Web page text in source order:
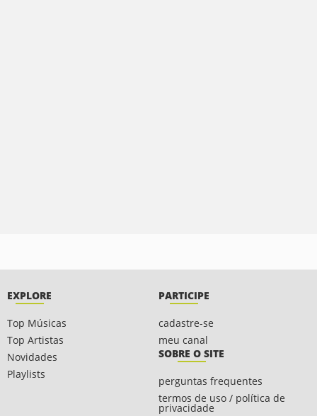
EXPLORE
Top Músicas
Top Artistas
Novidades
Playlists
PARTICIPE
cadastre-se
meu canal
SOBRE O SITE
perguntas frequentes
termos de uso / política de
privacidade